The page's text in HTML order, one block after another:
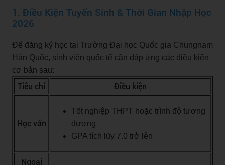
1. Điều Kiện Tuyển Sinh & Thời Gian Nhập Học
2026
Để đăng ký học tại Trường Đại học Quốc gia Chungnam
Hàn Quốc, sinh viên quốc tế cần đáp ứng các điều kiện
cơ bản sau:
Tiêu chí Điều kiện
Học vấn
Tốt nghiệp THPT hoặc trình độ tương
đương
GPA tích lũy 7.0 trở lên
Ngoại